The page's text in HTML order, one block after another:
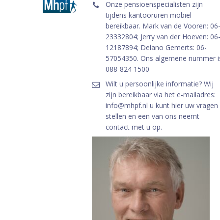
Onze pensioenspecialisten zijn
tijdens kantooruren mobiel
bereikbaar. Mark van de Vooren: 06-
23332804; Jerry van der Hoeven: 06-
12187894; Delano Gemerts: 06-
57054350. Ons algemene nummer
088-824 1500
Wilt u persoonlijke informatie? Wij
zijn bereikbaar via het e-mailadres:
info@mhpf.nl u kunt hier uw vragen
stellen en een van ons neemt
contact met u op.